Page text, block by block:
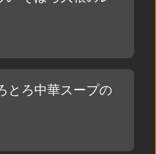
とろ中華スープの